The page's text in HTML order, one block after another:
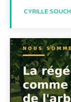
CYRILLE